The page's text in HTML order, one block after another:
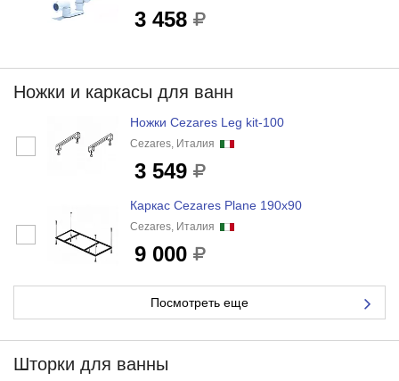
3 458
Ножки и каркасы для ванн
Ножки Cezares Leg kit-100
Cezares, Италия
3 549
Каркас Cezares Plane 190x90
Cezares, Италия
9 000
Посмотреть еще
Шторки для ванны